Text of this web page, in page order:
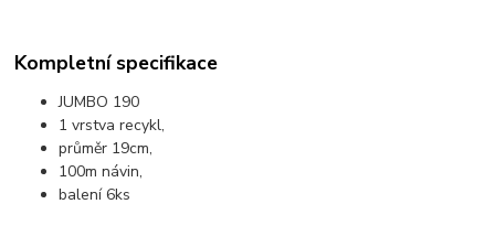
Kompletní specifikace
JUMBO 190
1 vrstva recykl,
průměr 19cm,
100m návin,
balení 6ks